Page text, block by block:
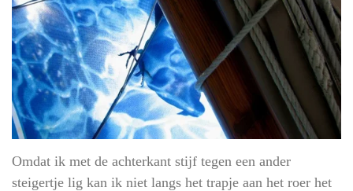
Omdat ik met de achterkant stijf tegen een ander
steigertje lig kan ik niet langs het trapje aan het roer het